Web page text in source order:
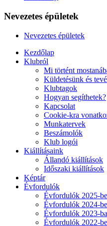
Nevezetes épületek
Nevezetes épületek
Kezdőlap
Klubról
Mi történt
Küldetésünk és
Klubtagok
Hogyan segíthetek?
Kapcsolat
Cookie-kra
Munkatervek
Beszámolók
Klub logói
Kiállításaink
Állandó kiállítások
Időszaki kiállítások
Képtár
Évfordulók
Évfordulók 2025-
Évfordulók 2024-
Évfordulók 2023-
Évfordulók 2022-